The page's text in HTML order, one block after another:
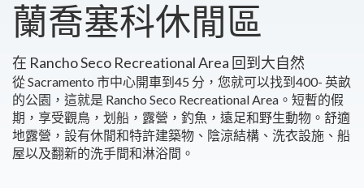
蘭喬塞科休閒區
在 Rancho Seco Recreational Area 回到大自然
從 Sacramento 市中心開車到45 分，您就可以找到400- 英畝
的公園，這就是 Rancho Seco Recreational Area。短暫的假
期，享受觀鳥，划船，露營，釣魚，遠足和野生動物。舒適
地露營，設有休閒和特許建築物、陰涼結構、洗衣設施、船
屋以及翻新的洗手間和淋浴間。